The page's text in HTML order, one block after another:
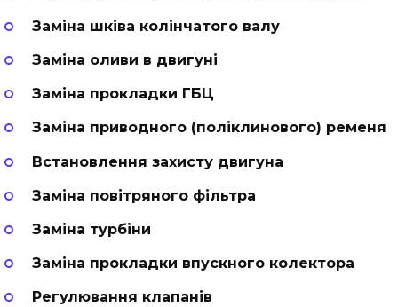
Заміна шківа колінчатого валу
Заміна оливи в двигуні
Заміна прокладки ГБЦ
Заміна приводного (поліклинового) ременя
Встановлення захисту двигуна
Заміна повітряного фільтра
Заміна турбіни
Заміна прокладки впускного колектора
Регулювання клапанів